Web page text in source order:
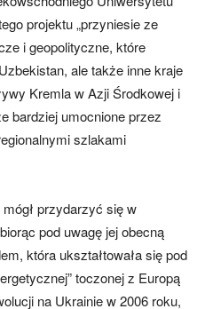
projektu „przyniesie ze
i geopolityczne, które
ale także inne kraje
Kremla w Azji Środkowej i
bardziej umocnione przez
szlakami
przydarzyć się w
pod uwagę jej obecną
która ukształtowała się pod
toczonej z Europą
na Ukrainie w 2006 roku,